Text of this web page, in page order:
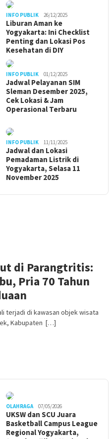
INFO PUBLIK 26/12/2025
Liburan Aman ke
Yogyakarta: Ini Checklist
Penting dan Lokasi Pos
Kesehatan di DIY
INFO PUBLIK 01/12/2025
Jadwal Pelayanan SIM
Sleman Desember 2025,
Cek Lokasi & Jam
Operasional Terbaru
INFO PUBLIK 11/11/2025
Jadwal dan Lokasi
Pemadaman Listrik di
Yogyakarta, Selasa 11
November 2025
di Parangtritis:
Pria 70 Tahun
terjadi di kawasan objek wisata
Kabupaten […]
OLAHRAGA 07/05/2026
UKSW dan SCU Juara
Basketball Campus League
Regional Yogyakarta,